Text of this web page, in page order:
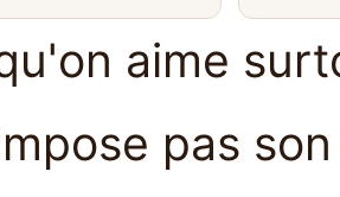
aime
pas